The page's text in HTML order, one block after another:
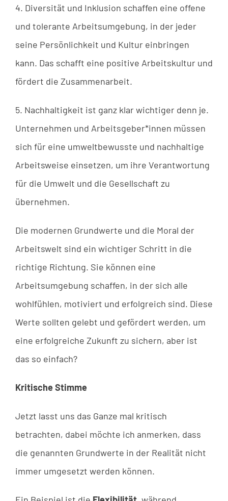
4. Diversität und Inklusion schaffen eine offene
und tolerante Arbeitsumgebung, in der jeder
seine Persönlichkeit und Kultur einbringen
kann. Das schafft eine positive Arbeitskultur und
fördert die Zusammenarbeit.
5. Nachhaltigkeit ist ganz klar wichtiger denn je.
Unternehmen und Arbeitsgeber*innen müssen
sich für eine umweltbewusste und nachhaltige
Arbeitsweise einsetzen, um ihre Verantwortung
für die Umwelt und die Gesellschaft zu
übernehmen.
Die modernen Grundwerte und die Moral der
Arbeitswelt sind ein wichtiger Schritt in die
richtige Richtung. Sie können eine
Arbeitsumgebung schaffen, in der sich alle
wohlfühlen, motiviert und erfolgreich sind. Diese
Werte sollten gelebt und gefördert werden, um
eine erfolgreiche Zukunft zu sichern, aber ist
das so einfach?
Kritische Stimme
Jetzt lasst uns das Ganze mal kritisch
betrachten, dabei möchte ich anmerken, dass
die genannten Grundwerte in der Realität nicht
immer umgesetzt werden können.